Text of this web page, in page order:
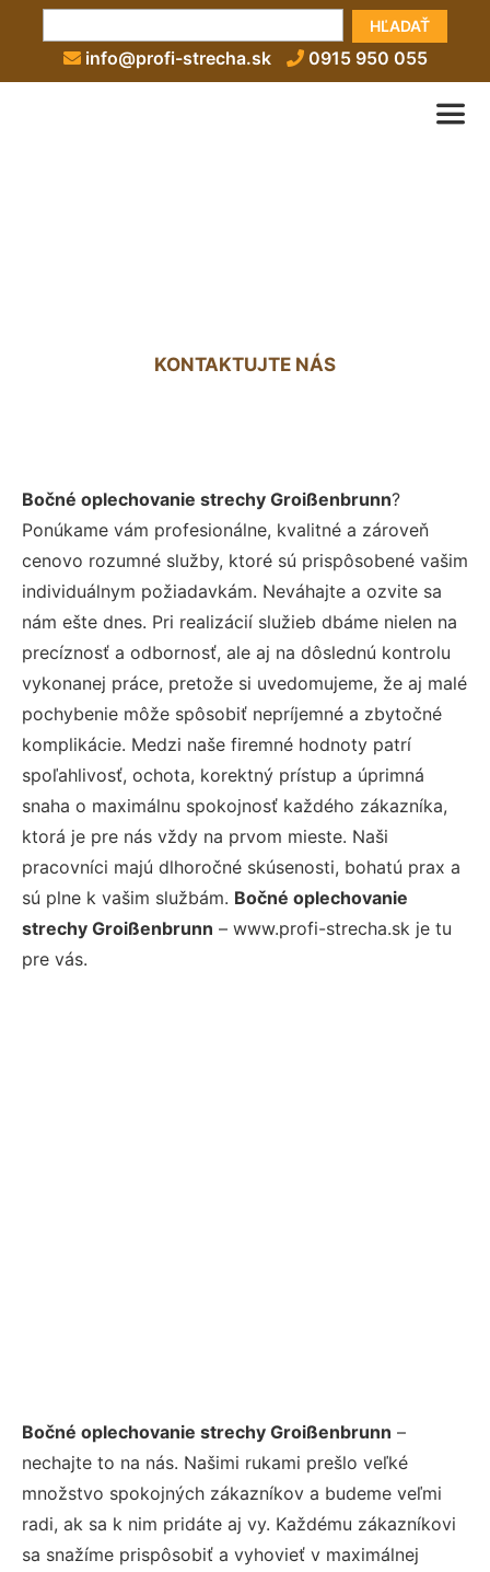
HĽADAŤ
info@profi-strecha.sk 0915 950 055
KONTAKTUJTE NÁS
Bočné oplechovanie strechy Groißenbrunn?
Ponúkame vám profesionálne, kvalitné a zároveň
cenovo rozumné služby, ktoré sú prispôsobené vašim
individuálnym požiadavkám. Neváhajte a ozvite sa
nám ešte dnes. Pri realizácií služieb dbáme nielen na
precíznosť a odbornosť, ale aj na dôslednú kontrolu
vykonanej práce, pretože si uvedomujeme, že aj malé
pochybenie môže spôsobiť nepríjemné a zbytočné
komplikácie. Medzi naše firemné hodnoty patrí
spoľahlivosť, ochota, korektný prístup a úprimná
snaha o maximálnu spokojnosť každého zákazníka,
ktorá je pre nás vždy na prvom mieste. Naši
pracovníci majú dlhoročné skúsenosti, bohatú prax a
sú plne k vašim službám. Bočné oplechovanie
strechy Groißenbrunn – www.profi-strecha.sk je tu
pre vás.
Bočné oplechovanie strechy Groißenbrunn –
nechajte to na nás. Našimi rukami prešlo veľké
množstvo spokojných zákazníkov a budeme veľmi
radi, ak sa k nim pridáte aj vy. Každému zákazníkovi
sa snažíme prispôsobiť a vyhovieť v maximálnej